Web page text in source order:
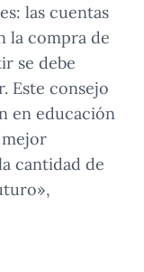
las cuentas
la compra de
se debe
Este consejo
en educación
cantidad de